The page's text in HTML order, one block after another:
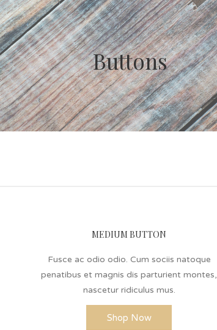
Buttons
MEDIUM BUTTON
Fusce ac odio odio. Cum sociis natoque
penatibus et magnis dis parturient montes,
nascetur ridiculus mus.
Shop Now